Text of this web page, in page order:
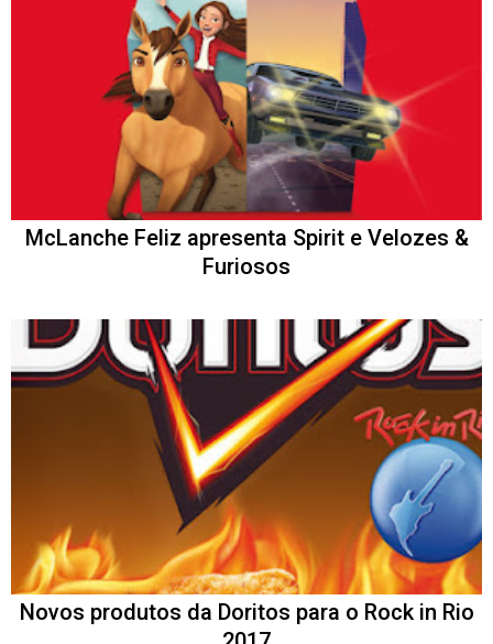
McLanche Feliz apresenta Spirit e Velozes &
Furiosos
Novos produtos da Doritos para o Rock in Rio